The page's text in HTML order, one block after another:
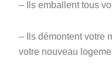
– Ils emballent tous
– Ils démontent votre
votre nouveau